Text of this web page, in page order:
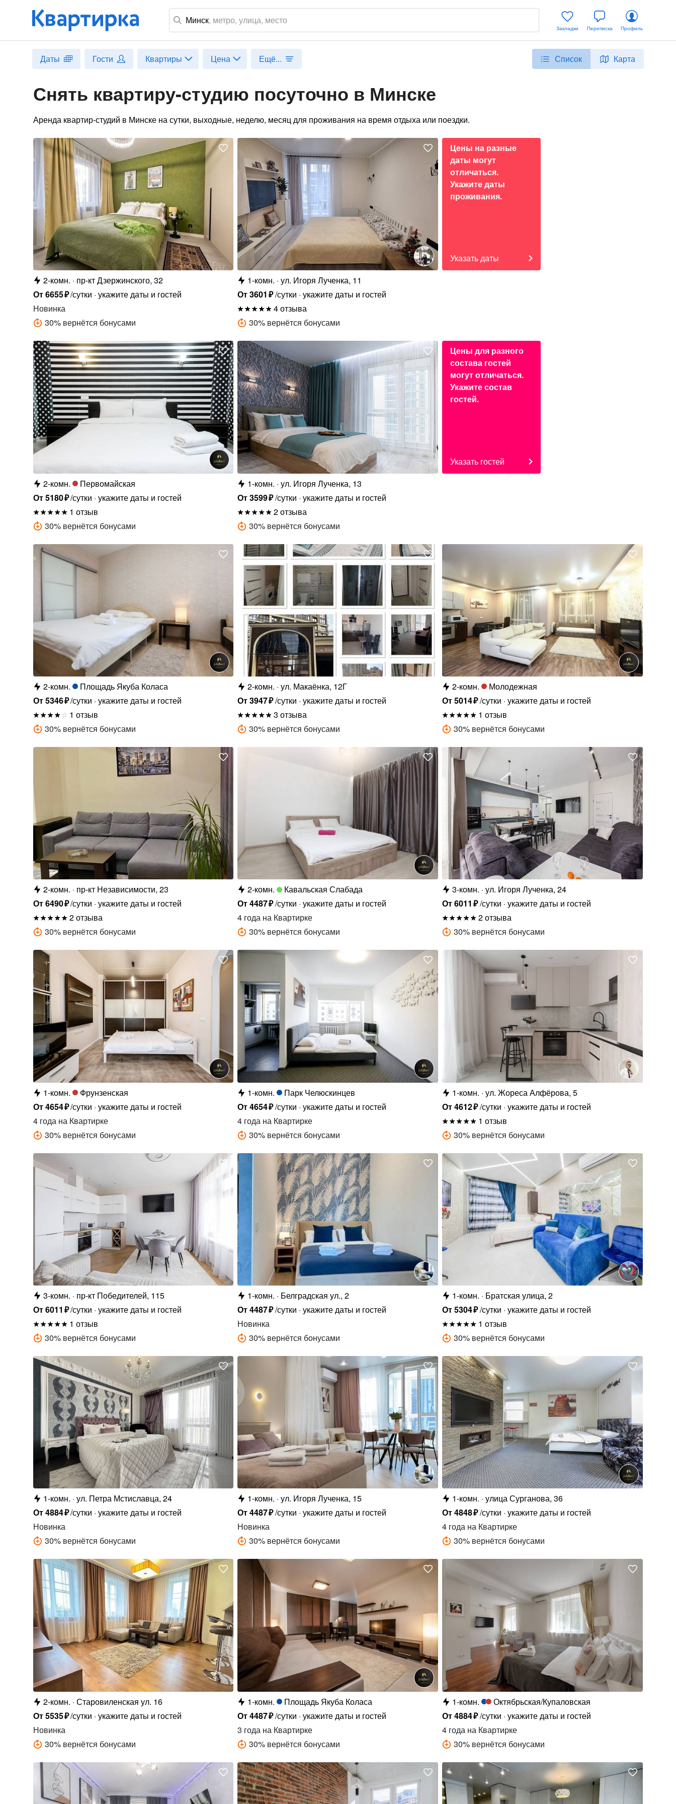
Минск, метро, улица, место
Закладки Переписка Профиль
Даты Гости Квартиры Цена Ещё... Список Карта
Снять квартиру-студию посуточно в Минске
Аренда квартир-студий в Минске на сутки, выходные, неделю, месяц для проживания на время отдыха или поездки.
2-комн.
пр-кт Дзержинского, 32
От6655₽/сутки укажите даты и гостей
Новинка
30% вернётся бонусами
1-комн. ул. Игоря Лученка, 11
От3601 ₽/сутки укажите даты и гостей
4 отзыва
30% вернётся бонусами
Цены на разные
даты могут
отличаться.
Укажите даты
проживания.
Указать даты
2-комн.
Первомайская
От5180₽/сутки укажите даты и гостей
1 отзыв
30% вернётся бонусами
1-комн. ул. Игоря Лученка, 13
От3599₽/сутки укажите даты и гостей
2 отзыва
30% вернётся бонусами
Цены для разного
состава гостей
могут отличаться.
Укажите состав
гостей.
Указать гостей
2-комн.
Площадь Якуба Коласа
От5346₽/сутки укажите даты и гостей
1 отзыв
30% вернётся бонусами
2-комн. ул. Макаёнка, 12Г
От3947₽/сутки укажите даты и гостей
3 отзыва
30% вернётся бонусами
2-комн.
Молодежная
От5014₽/сутки укажите даты и гостей
1 отзыв
30% вернётся бонусами
2-комн.
пр-кт Независимости, 23
От6490₽/сутки укажите даты и гостей
2 отзыва
30% вернётся бонусами
2-комн.
Кавальская Слабада
От4487₽/сутки укажите даты и гостей
4 года на Квартирке
30% вернётся бонусами
3-комн. ул. Игоря Лученка, 24
От6011 ₽/сутки укажите даты и гостей
2 отзыва
30% вернётся бонусами
1-комн.
Фрунзенская
От4654₽/сутки укажите даты и гостей
4 годана Квартирке
30% вернётся бонусами
1-комн.
Парк Челюскинцев
От4654₽/сутки укажите даты и гостей
4 года на Квартирке
30% вернётся бонусами
1-комн. ул. Жореса Алфёрова, 5
От4612₽/сутки укажите даты и гостей
1 отзыв
30% вернётся бонусами
3-комн.
пр-кт Победителей, 115
От6011 ₽/сутки укажите даты и гостей
1 отзыв
30% вернётся бонусами
1-комн.
Белградская ул., 2
От4487₽/сутки укажите даты и гостей
Новинка
30% вернётся бонусами
1-комн.
Братская улица, 2
От5304₽/сутки укажите даты и гостей
1 отзыв
30% вернётся бонусами
1-комн. ул. Петра Мстиславца, 24
От4884₽/сутки укажите даты и гостей
Новинка
30% вернётся бонусами
1-комн. ул. Игоря Лученка, 15
От4487₽/сутки укажите даты и гостей
Новинка
30% вернётся бонусами
1-комн. улица Сурганова, 36
От4848₽/сутки укажите даты и гостей
4 года на Квартирке
30% вернётся бонусами
2-комн. Старовиленская ул. 16
От5535₽/сутки укажите даты и гостей
Новинка
30% вернётся бонусами
1-комн.
Площадь Якуба Коласа
От4487₽/сутки укажите даты и гостей
3 года на Квартирке
30% вернётся бонусами
1-комн.
Октябрьская/Купаловская
От4884₽/сутки укажите даты и гостей
4 года на Квартирке
30% вернётся бонусами